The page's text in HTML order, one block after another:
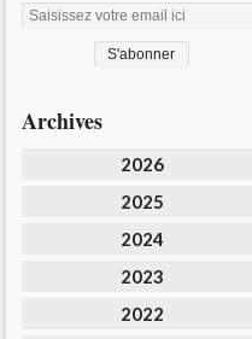
Archives
2026
2025
2024
2023
2022